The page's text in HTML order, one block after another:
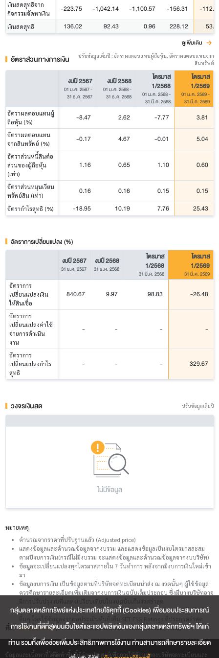
เงินสดสุทธิจาก
กิจกรรมจัดหาเงิน
-223.75 -1,042.14 -1,100.57 -156.31 -
เงินสดสุทธิ 136.02 92.43 0.96 228.12
ดูเพิ่มเติม
อัตราส่วนทางการเงิน
ปรับข้อมูลเต็มปี : อัตราผลตอบแทนผู้ถือหุ้น, อัตราผลตอบแทนจาก
สินทรัพย์
งบปี 2567
01 ม.ค. 2567-
31 ธ.ค. 2567
งบปี 2568
01 ม.ค. 2568-
31 ธ.ค. 2568
ไตรมาส
1/2568
01 ม.ค. 2568-
31 มี.ค. 2568
ไตรมาส
1/2569
01 ม.ค. 2569-
31 มี.ค. 2569
อัตราผลตอบแทนผู้
ถือหุ้น (%)
-8.47 2.62 -7.77 3.81
อัตราผลตอบแทน
จากสินทรัพย์ (%)
-0.17 4.67 -0.01 5.04
อัตราส่วนหนี้สินต่อ
ส่วนของผู้ถือหุ้น
(เท่า)
1.16 0.65 1.10 0.60
อัตราส่วนหมุนเวียน
ทรัพย์สิน (เท่า)
0.16 0.16 0.15 0.15
อัตรากำไรสุทธิ (%) -18.95 10.19 7.76 25.43
อัตราการเปลี่ยนแปลง (%)
งบปี 2567
31 ธ.ค. 2567
งบปี 2568
31 ธ.ค. 2568
ไตรมาส
1/2568
31 มี.ค. 2568
ไตรมาส
1/2569
31 มี.ค. 2569
อัตราการ
เปลี่ยนแปลงเงิน
ให้สินเชื่อ
840.67 9.97 98.83 -26.48
อัตราการ
เปลี่ยนแปลงค่าใช้
จ่ายการดำเนิน
งาน
- - - -
อัตราการ
เปลี่ยนแปลงกำไร
สุทธิ
- - - 329.67
วงจรเงินสด ปรับข้อมูลเต็มปี
ไม่มีข้อมูล
หมายเหตุ
คำนวณจากราคาที่ปรับฐานแล้ว (Adjusted price)
แสดงข้อมูลและคำนวณข้อมูลจากงบรวม และแสดงข้อมูลเป็นงบไตรมาสสะสม
ตามปีงบการเงิน(กรณีไม่มีงบรวม จะแสดงข้อมูลและคำนวณข้อมูลจากงบบริษัท)
ข้อมูลจะเปลี่ยนแปลงทุกไตรมาสภายใน 7 วันทำการ หลังจากมีงบการเงินใหม่เข้า
มา
ข้อมูลงบการเงิน เป็นข้อมูลตามที่บริษัทจดทะเบียนนำส่ง ณ งวดนั้นๆ ผู้ใช้ข้อมูล
ควรศึกษารายละเอียดเพิ่มเติมจากงบการเงินฉบับเต็มประกอบ ซึ่งมีบางบริษัทอาจ
รายชื่อบริษัทที่เป็นองค์ประกอบของ SETESG Index จะประกาศพร้อมกับดัชนี
ที่มา :www.set.or.th(สงวนลิขสิทธิ์โดย ตลาดหลักทรัพย์แห่งประเทศไทย)
ข้อมูลและเนื้อหาที่ได้จัดทำขึ้นนี้มีวัตถุประสงค์เพื่อการให้ข้อมูลของบริษัทจดทะเบียนและ
กลุ่มตลาดหลักทรัพย์แห่งประเทศไทยใช้คุกกี้ (Cookies) เพื่อมอบประสบการณ์
การใช้งานที่ดีที่สุดบนเว็บไซต์และแอปพลิเคชันของกลุ่มตลาดหลักทรัพย์ฯ ให้แก่
ท่าน รวมทั้งเพื่อช่วยเพิ่มประสิทธิภาพการใช้งาน ท่านสามารถศึกษารายละเอียด